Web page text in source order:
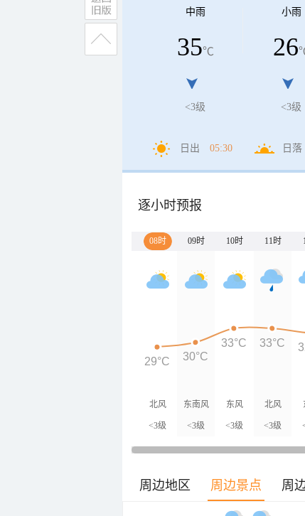
中雨
35℃
<3级
小雨
26
<3级
日出 05:30 日落
逐小时预报
08时 09时 10时 11时
北风
<3级
东南风
<3级
东风
<3级
北风
<3级
29°C 30°C
33°C 33°C
周边地区 周边景点 周